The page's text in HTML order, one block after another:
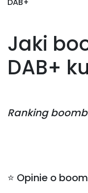
Jaki
DAB+
Ranking
⭐ Opinie o